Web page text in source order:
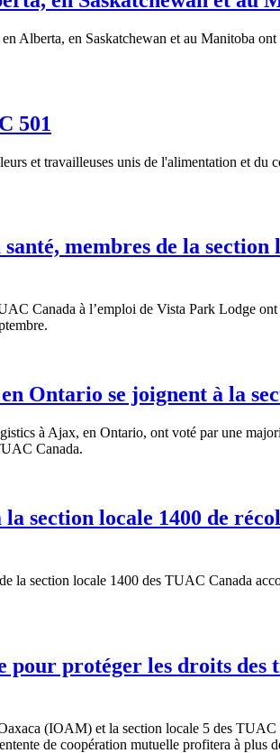
en Alberta, en Saskatchewan et au Manitoba ont
501
et travailleuses unis de l'alimentation et du
membres de la
Canada à l’emploi de Vista Park Lodge ont
.
Ontario se joignent à la
à Ajax, en Ontario, ont voté parune
Canada.
section locale 1400 de
la section locale 1400 des TUAC Canada
pour protéger les droits
(IOAM) et la section locale 5 des TUAC
de coopération mutuelle profitera à plus